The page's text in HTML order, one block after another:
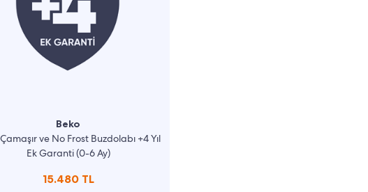
Beko
ve No Frost Buzdolabı +4 Yıl
Ek Garanti (0-6 Ay)
15.480 TL